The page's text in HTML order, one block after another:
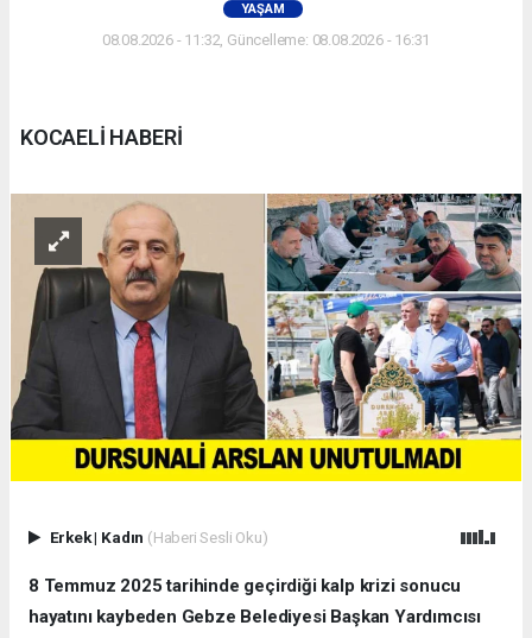
YAŞAM
08.08.2026 - 11:32, Güncelleme: 08.08.2026 - 16:31
KOCAELİ HABERİ
Erkek| Kadın (Haberi Sesli Oku)
8 Temmuz 2025 tarihinde geçirdiği kalp krizi sonucu
hayatını kaybeden Gebze Belediyesi Başkan Yardımcısı